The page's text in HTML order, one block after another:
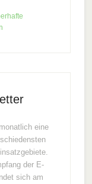
eine
der E-
sich am